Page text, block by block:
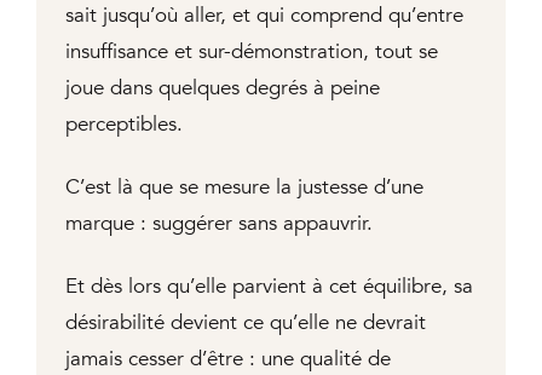
sait jusqu’où aller, et qui comprend qu’entre
insuffisance et sur-démonstration, tout se
joue dans quelques degrés à peine
perceptibles.
C’est là que se mesure la justesse d’une
marque : suggérer sans appauvrir.
Et dès lors qu’elle parvient à cet équilibre, sa
désirabilité devient ce qu’elle ne devrait
jamais cesser d’être : une qualité de